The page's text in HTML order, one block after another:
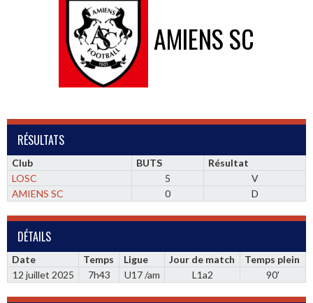
AMIENS SC
RÉSULTATS
Club BUTS
Résultat
LOSC
5
V
AMIENS SC
0 D
DÉTAILS
Date Temps Ligue Jour de match
Temps plein
12 juillet 2025
7h43 U17 /am L1a2 90'